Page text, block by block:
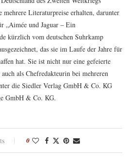
Literaturpreise erhalten, darunter
„Aimée und Jaguar – Ein
kürzlich vom deutschen Suhrkamp
das sie im Laufe der Jahre für
hat. Sie ist nicht nur eine gefeierte
als Chefredakteurin bei mehreren
die Siedler Verlag GmbH & Co. KG
GmbH & Co. KG.
0